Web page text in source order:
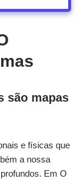
são mapas
e físicas que
a nossa
Em O